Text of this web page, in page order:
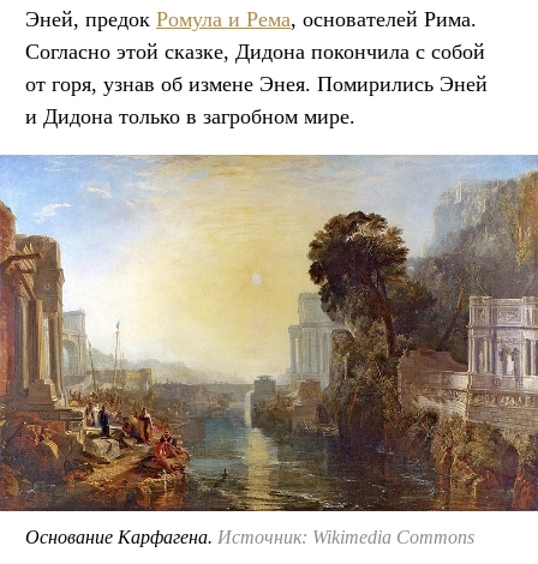
Эней, предок Ромула и Рема, основателей Рима.
Согласно этой сказке, Дидона покончила с собой
от горя, узнав об измене Энея. Помирились Эней
и Дидона только в загробном мире.
Основание Карфагена. Источник: Wikimedia Commons